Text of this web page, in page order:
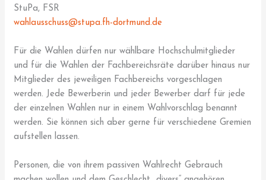
StuPa, FSR
wahlausschuss@stupa.fh-dortmund.de
Für die Wahlen dürfen nur wählbare Hochschulmitglieder
und für die Wahlen der Fachbereichsräte darüber hinaus nur
Mitglieder des jeweiligen Fachbereichs vorgeschlagen
werden. Jede Bewerberin und jeder Bewerber darf für jede
der einzelnen Wahlen nur in einem Wahlvorschlag benannt
werden. Sie können sich aber gerne für verschiedene Gremien
aufstellen lassen.
Personen, die von ihrem passiven Wahlrecht Gebrauch